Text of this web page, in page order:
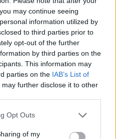
may continue seeing
information utilized by
to third parties prior to
opt-out of the further
by third parties on the
This information may
parties on the IAB’s List of
may further disclose it to other
Opt Outs
of my